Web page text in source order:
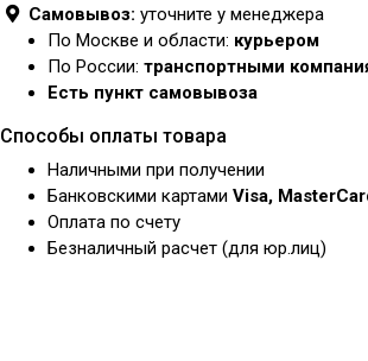
Самовывоз: уточните у менеджера
По Москве и области: курьером
По России: транспортными
Есть пункт самовывоза
Способы оплаты товара
Наличными при получении
Банковскими картами Visa,
Оплата по счету
Безналичный расчет (для юр.лиц)